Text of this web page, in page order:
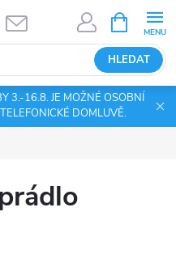
HLEDAT
NÁKUPNÍ
KOŠÍK
3.-16.8. JE MOŽNÉ OSOBNÍ
DOMLUVĚ.